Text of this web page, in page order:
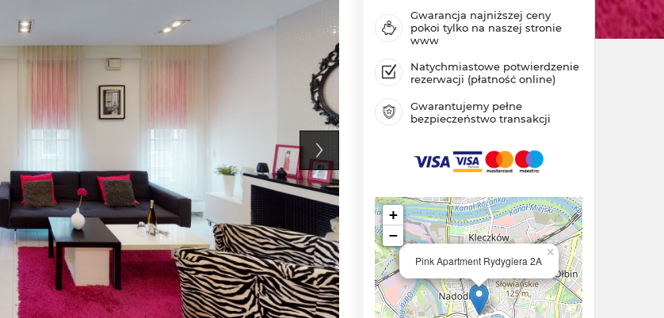
Gwarancja najniższej ceny
pokoi tylko na naszej stronie
www
Natychmiastowe potwierdzenie
rezerwacji (płatność online)
Gwarantujemy pełne
bezpieczeństwo transakcji
Pink Apartment Rydygiera 2A
×
+
−